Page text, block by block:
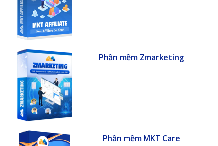
Phần mềm Zmarketing
Phần mềm MKT Care